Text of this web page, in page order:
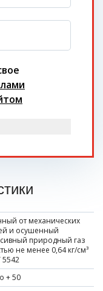
от механических
и осушенный
природный газ
не менее 0,64 кг/см³
5542
+ 50